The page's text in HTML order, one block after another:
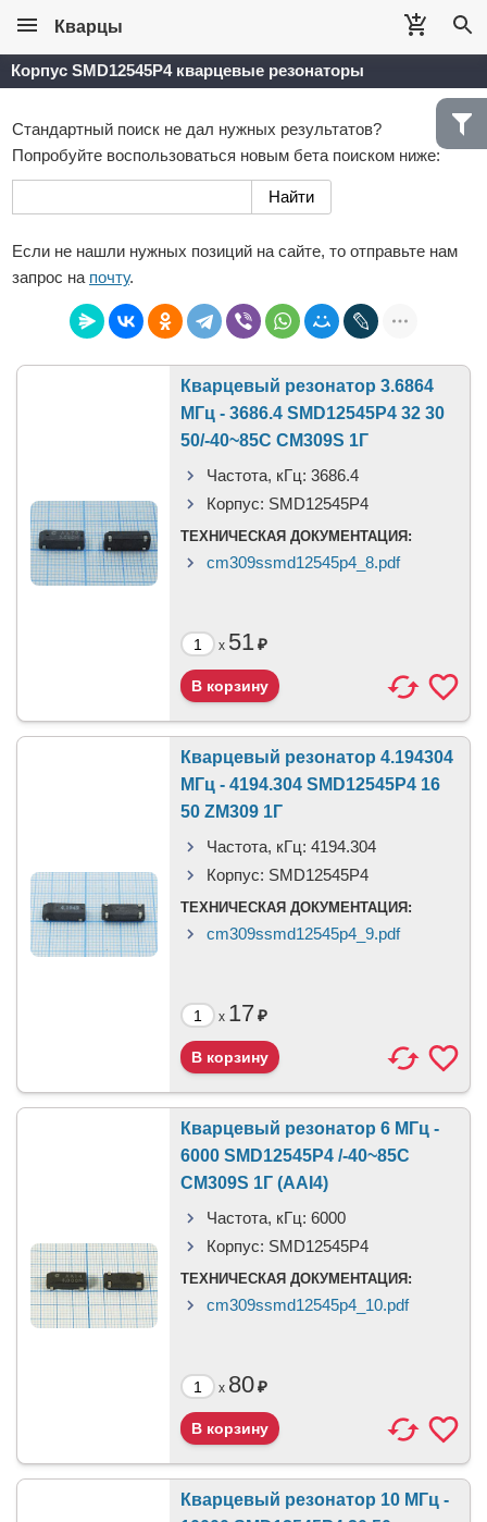
Кварцы
Корпус SMD12545P4 кварцевые резонаторы
Стандартный поиск не дал нужных результатов?
Попробуйте воспользоваться новым бета поиском ниже:
Если не нашли нужных позиций на сайте, то отправьте нам
запрос на почту.
Кварцевый резонатор 3.6864
МГц - 3686.4 SMD12545P4 32 30
50/-40~85C CM309S 1Г
Частота, кГц: 3686.4
Корпус: SMD12545P4
ТЕХНИЧЕСКАЯ ДОКУМЕНТАЦИЯ:
cm309ssmd12545p4_8.pdf
x 51₽
Кварцевый резонатор 4.194304
МГц - 4194.304 SMD12545P4 16
50 ZM309 1Г
Частота, кГц: 4194.304
Корпус: SMD12545P4
ТЕХНИЧЕСКАЯ ДОКУМЕНТАЦИЯ:
cm309ssmd12545p4_9.pdf
x 17₽
Кварцевый резонатор 6 МГц -
6000 SMD12545P4 /-40~85C
CM309S 1Г (AAI4)
Частота, кГц: 6000
Корпус: SMD12545P4
ТЕХНИЧЕСКАЯ ДОКУМЕНТАЦИЯ:
cm309ssmd12545p4_10.pdf
x 80₽
Кварцевый резонатор 10 МГц -